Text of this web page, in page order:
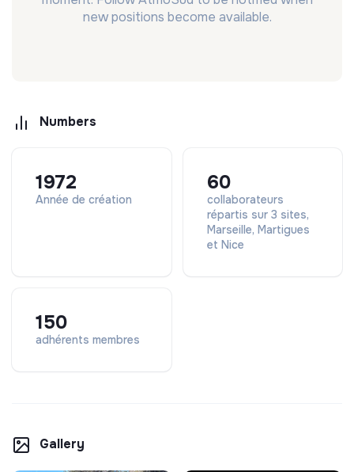
new positions become available.
Numbers
1972
Année de création
60
collaborateurs
répartis sur 3 sites,
Marseille, Martigues
et Nice
150
adhérents membres
Gallery